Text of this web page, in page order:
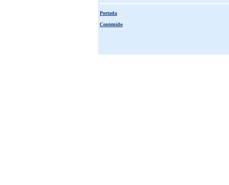
Portada
Contenido